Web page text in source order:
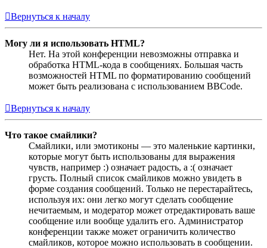
Вернуться к началу
Могу ли я использовать HTML?
Нет. На этой конференции невозможны отправка и
обработка HTML-кода в сообщениях. Большая часть
возможностей HTML по форматированию сообщений
может быть реализована с использованием BBCode.
Вернуться к началу
Что такое смайлики?
Смайлики, или эмотиконы — это маленькие картинки,
которые могут быть использованы для выражения
чувств, например :) означает радость, а :( означает
грусть. Полный список смайликов можно увидеть в
форме создания сообщений. Только не перестарайтесь,
используя их: они легко могут сделать сообщение
нечитаемым, и модератор может отредактировать ваше
сообщение или вообще удалить его. Администратор
конференции также может ограничить количество
смайликов, которое можно использовать в сообщении.